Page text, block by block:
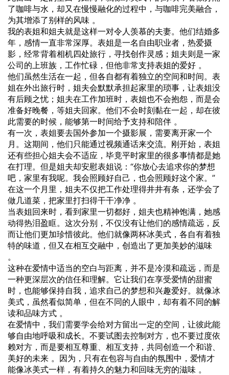
了咖啡与水，却又在慢慢融化的过程中，与咖啡完美融合，
为其增添了别样的风味 。
我的表姐和姐夫就是这样一对令人羡慕的夫妻。他们结婚多
年，感情一直非常深厚。表姐是一名自由职业者，热爱摄
影，经常背着相机四处旅行，寻找创作灵感；姐夫则是一家
公司的上班族，工作忙碌，但他非常支持表姐的爱好 。
他们虽然生活在一起，但各自都有着独立的空间和时间。表
姐在外出旅行时，姐夫会默默承担起家里的琐事，让表姐没
有后顾之忧；姐夫在工作加班时，表姐也不会抱怨，而是会
准备好晚餐，等姐夫回家。他们不会时刻黏在一起，却在彼
此需要的时候，能够第一时间给予支持和陪伴 。
有一次，表姐要去国外参加一个摄影展，需要离开家一个
月。这期间，他们只能通过视频通话来交流。刚开始，表姐
还有些担心姐夫会不适应，毕竟平时家里的很多事情都是她
在打理。但是姐夫却安慰表姐说：“你放心去追求你的梦想
吧，家里有我呢。我会照顾好自己，也会照顾好这个家。”
在这一个月里，姐夫不仅把工作处理得井井有条，还学会了
做几道菜，把家里打扫得干干净净 。
当表姐回来时，看到家里一切都好，姐夫也精神饱满，她感
动得热泪盈眶。这次分别，不仅没有让他们的感情疏远，反
而让他们更加珍惜彼此。他们就像两杯冰美式，各自有着独
特的味道，但又在相互交融中，创造出了更加美妙的滋味
。
这种在爱情中适当的空白与距离，并不是冷漠和疏远，而是
一种更深层次的信任和理解。它让我们在享受爱情的甜蜜
时，也能够保持自我，追求自己的梦想和兴趣爱好。就像冰
美式，虽然看似简单，但在不同的人眼中，却有着不同的解
读和品味方式 。
在爱情中，我们需要学会给对方留出一定的空间，让彼此能
够自由地呼吸和成长。不要试图去控制对方，也不要过度依
赖对方，而是要相互尊重、相互支持，共同创造一个和谐、
美好的未来 。因为，只有在包容与自由的氛围中，爱情才
能像冰美式一样，有着持久的魅力和回味无穷的滋味 。